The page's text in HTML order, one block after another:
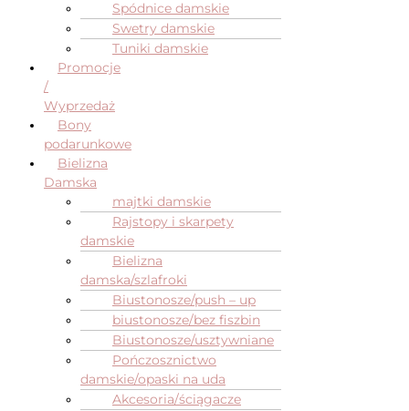
Spódnice damskie
Swetry damskie
Tuniki damskie
Promocje
/
Wyprzedaż
Bony
podarunkowe
Bielizna
Damska
majtki damskie
Rajstopy i skarpety
damskie
Bielizna
damska/szlafroki
Biustonosze/push – up
biustonosze/bez fiszbin
Biustonosze/usztywniane
Pończosznictwo
damskie/opaski na uda
Akcesoria/ściągacze